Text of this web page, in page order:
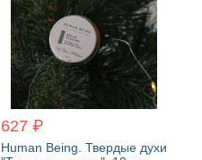
627 ₽
Human Being. Твердые духи